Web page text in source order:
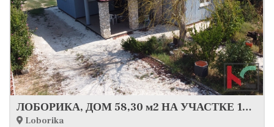
ЛОБОРИКА, ДОМ 58,30 м2 НА УЧАСТКЕ 1030 м2
Loborika